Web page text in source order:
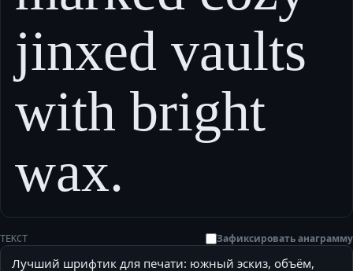
jinxed vaults
with bright
wax.
ТЕКСТ Зафиксировать анаграмму